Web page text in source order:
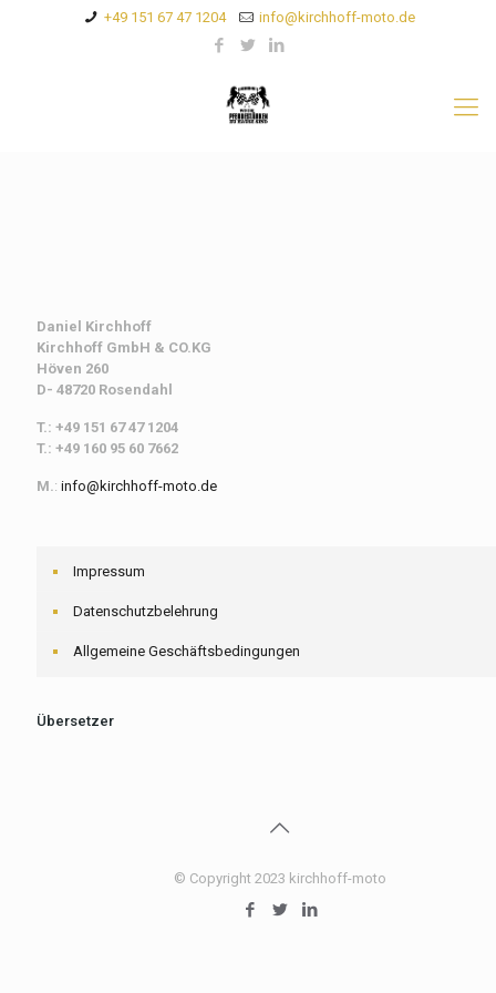
+49 151 67 47 1204 info@kirchhoff-moto.de
Daniel Kirchhoff
Kirchhoff GmbH & CO.KG
Höven 260
D- 48720 Rosendahl
T.: +49 151 67 47 1204
T.: +49 160 95 60 7662
M.: info@kirchhoff-moto.de
Impressum
Datenschutzbelehrung
Allgemeine Geschäftsbedingungen
Übersetzer
© Copyright 2023 kirchhoff-moto